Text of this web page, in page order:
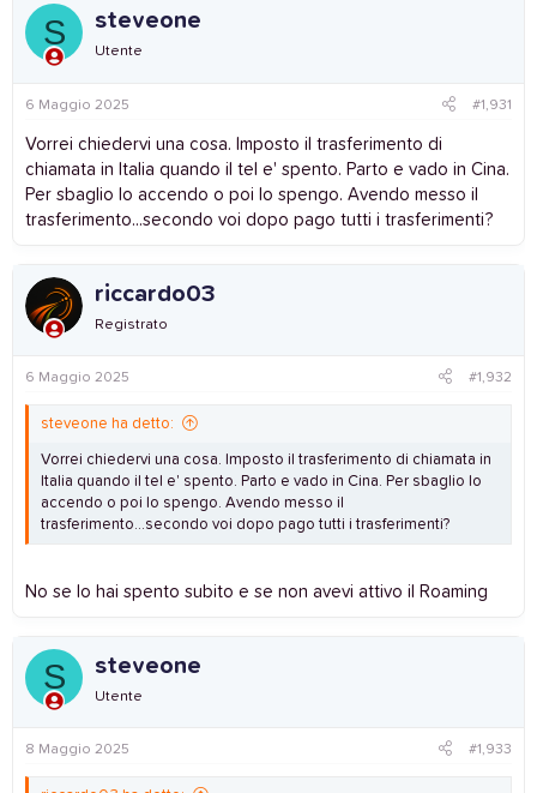
c
t
i
o
s
S steveone
Utente
6 Maggio 2025 #1,931
Vorrei chiedervi una cosa. Imposto il trasferimento di
chiamata in Italia quando il tel e' spento. Parto e vado in Cina.
Per sbaglio lo accendo o poi lo spengo. Avendo messo il
trasferimento...secondo voi dopo pago tutti i trasferimenti?
riccardo03
Registrato
6 Maggio 2025 #1,932
steveone ha detto:
Vorrei chiedervi una cosa. Imposto il trasferimento di chiamata in
Italia quando il tel e' spento. Parto e vado in Cina. Per sbaglio lo
accendo o poi lo spengo. Avendo messo il
trasferimento...secondo voi dopo pago tutti i trasferimenti?
No se lo hai spento subito e se non avevi attivo il Roaming
S steveone
Utente
8 Maggio 2025 #1,933